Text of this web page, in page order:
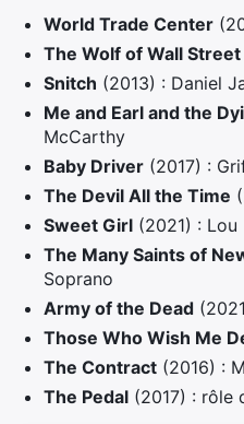
World Trade Center
The Wolf of Wall Street
Snitch (2013) : Daniel
Me and Earl and the
McCarthy
Baby Driver (2017) :
The Devil All the Time
Sweet Girl (2021) : Lou
The Many Saints of
Soprano
Army of the Dead
Those Who Wish Me
The Contract (2016) :
The Pedal (2017) : rôle